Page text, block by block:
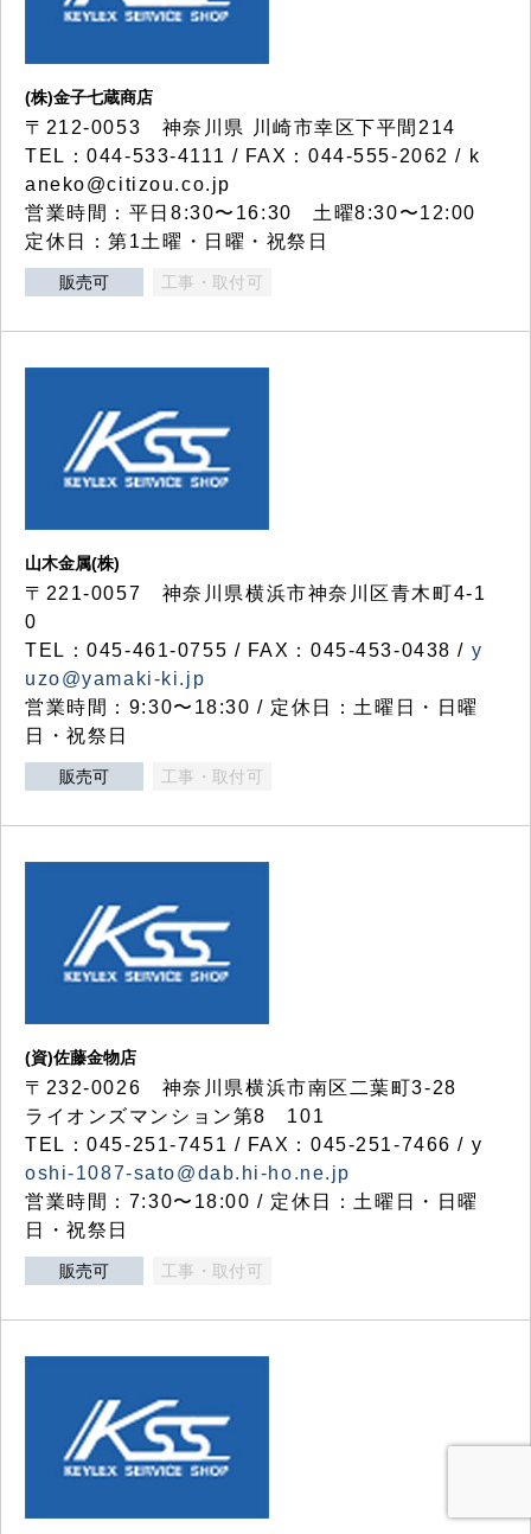
(株)金子七蔵商店
〒212-0053 神奈川県 川崎市幸区下平間214
TEL：044-533-4111 / FAX：044-555-2062 / k
aneko@citizou.co.jp
営業時間：平日8:30〜16:30 土曜8:30〜12:00
定休日：第1土曜・日曜・祝祭日
販売可 工事・取付可
山木金属(株)
〒221-0057 神奈川県横浜市神奈川区青木町4-1
0
TEL：045-461-0755 / FAX：045-453-0438 / y
uzo@yamaki-ki.jp
営業時間：9:30〜18:30 / 定休日：土曜日・日曜
日・祝祭日
販売可 工事・取付可
(資)佐藤金物店
〒232-0026 神奈川県横浜市南区二葉町3-28
ライオンズマンション第8 101
TEL：045-251-7451 / FAX：045-251-7466 / y
oshi-1087-sato@dab.hi-ho.ne.jp
営業時間：7:30〜18:00 / 定休日：土曜日・日曜
日・祝祭日
販売可 工事・取付可